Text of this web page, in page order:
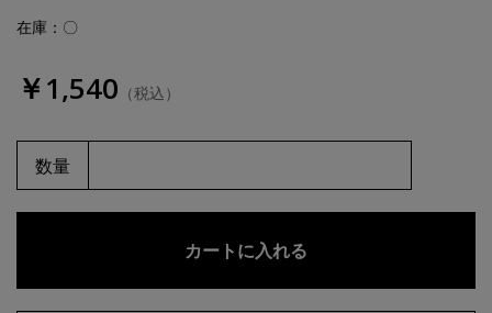
在庫：〇
￥1,540 （税込）
数量